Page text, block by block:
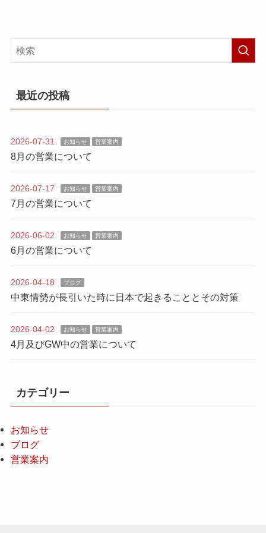
最近の投稿
2026-07-31 お知らせ 営業案内
8月の営業について
2026-07-17 お知らせ 営業案内
7月の営業について
2026-06-02 お知らせ 営業案内
6月の営業について
2026-04-18 ブログ
中東情勢が長引いた時に日本で起きることとその対策
2026-04-02 お知らせ 営業案内
4月及びGW中の営業について
カテゴリー
お知らせ
ブログ
営業案内